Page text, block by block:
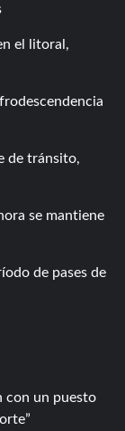
el litoral,
de tránsito,
se mantiene
de pases de
con un puesto